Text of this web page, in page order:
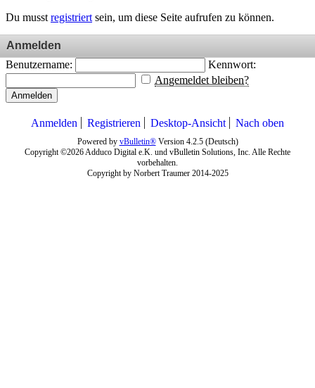
Du musst registriert sein, um diese Seite aufrufen zu können.
Anmelden
Benutzername:
Kennwort:
Angemeldet bleiben?
Anmelden
Anmelden Registrieren Desktop-Ansicht Nach oben
Powered by vBulletin®Version 4.2.5 (Deutsch)
Copyright ©2026 Adduco Digital e.K. und vBulletin Solutions, Inc. Alle Rechte
vorbehalten.
Copyright by Norbert Traumer 2014-2025